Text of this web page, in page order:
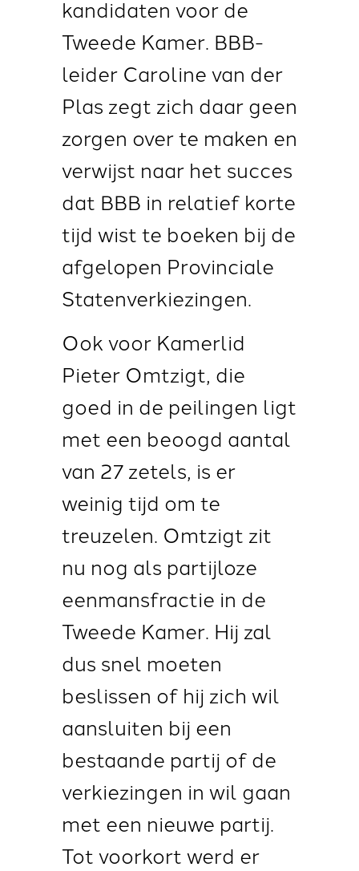
kandidaten voor de
Tweede Kamer. BBB-
leider Caroline van der
Plas zegt zich daar geen
zorgen over te maken en
verwijst naar het succes
dat BBB in relatief korte
tijd wist te boeken bij de
afgelopen Provinciale
Statenverkiezingen.
Ook voor Kamerlid
Pieter Omtzigt, die
goed in de peilingen ligt
met een beoogd aantal
van 27 zetels , is er
weinig tijd om te
treuzelen. Omtzigt zit
nu nog als partijloze
eenmansfractie in de
Tweede Kamer. Hij zal
dus snel moeten
beslissen of hij zich wil
aansluiten bij een
bestaande partij of de
verkiezingen in wil gaan
met een nieuwe partij.
Tot voorkort werd er